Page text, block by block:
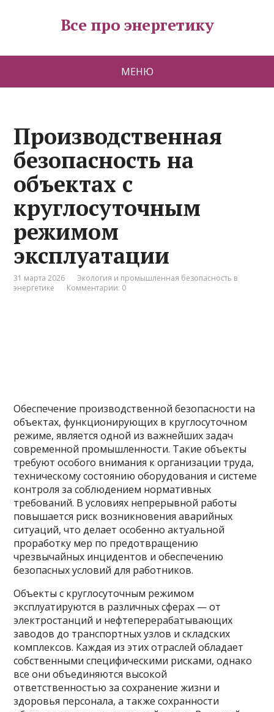
Все про энергетику
МЕНЮ
Производственная
безопасность на
объектах с
круглосуточным
режимом
эксплуатации
31 марта 2026
Экология и промышленная безопасность в
энергетике
Комментарии: 0
Обеспечение производственной безопасности на
объектах, функционирующих в круглосуточном
режиме, является одной из важнейших задач
современной промышленности. Такие объекты
требуют особого внимания к организации труда,
техническому состоянию оборудования и системе
контроля за соблюдением нормативных
требований. В условиях непрерывной работы
повышается риск возникновения аварийных
ситуаций, что делает особенно актуальной
проработку мер по предотвращению
чрезвычайных инцидентов и обеспечению
безопасных условий для работников.
Объекты с круглосуточным режимом
эксплуатируются в различных сферах — от
электростанций и нефтеперерабатывающих
заводов до транспортных узлов и складских
комплексов. Каждая из этих отраслей обладает
собственными специфическими рисками, однако
все они объединяются высокой
ответственностью за сохранение жизни и
здоровья персонала, а также сохранности